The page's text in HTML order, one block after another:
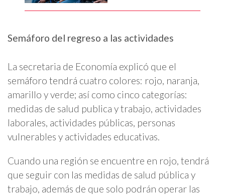
Semáforo del regreso a las actividades
La secretaria de Economía explicó que el
semáforo tendrá cuatro colores: rojo, naranja,
amarillo y verde; así como cinco categorías:
medidas de salud publica y trabajo, actividades
laborales, actividades públicas, personas
vulnerables y actividades educativas.
Cuando una región se encuentre en rojo, tendrá
que seguir con las medidas de salud pública y
trabajo, además de que solo podrán operar las